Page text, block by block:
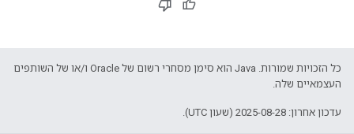
כל הזכויות שמורות. Java הוא סימן מסחרי רשום של Oracle ו/או של השותפים
העצמאיים שלה.
עדכון אחרון: 2025-08-28 (שעון UTC).